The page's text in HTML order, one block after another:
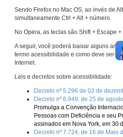
Sendo Firefox no Mac OS, ao invés de
simultaneamente Ctrl + Alt + número.
No Opera, as teclas são Shift + Escape
A seguir, você poderá baixar alguns
termo acessibilidade e como deve ser
Internet.
Leis e decretos sobre acessibilidade:
Decreto nº 5.296 de 02 de
Decreto nº 6.949, de 25 de
Promulga a Convenção
Pessoas com Deficiência e seu
assinados em Nova York, em 30
Decreto nº 7.724, de 16 de Maio